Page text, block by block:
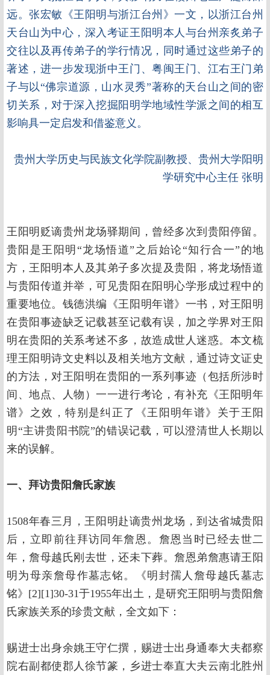
远。张宏敏《王阳明与浙江台州》一文，以浙江台州
天台山为中心，深入考证王阳明本人与台州亲炙弟子
交往以及再传弟子的学行情况，同时通过这些弟子的
著述，进一步发现浙中王门、粤闽王门、江右王门弟
子与以“佛宗道源，山水灵秀”著称的天台山之间的密
切关系，对于深入挖掘阳明学地域性学派之间的相互
影响具一定启发和借鉴意义。
贵州大学历史与民族文化学院副教授、贵州大学阳明
学研究中心主任 张明
王阳明贬谪贵州龙场驿期间，曾经多次到贵阳停留。
贵阳是王阳明“龙场悟道”之后始论“知行合一”的地
方，王阳明本人及其弟子多次提及贵阳，将龙场悟道
与贵阳传道并举，可见贵阳在阳明心学形成过程中的
重要地位。钱德洪编《王阳明年谱》一书，对王阳明
在贵阳事迹缺乏记载甚至记载有误，加之学界对王阳
明在贵阳的关系考述不多，故造成世人迷惑。本文梳
理王阳明诗文史料以及相关地方文献，通过诗文证史
的方法，对王阳明在贵阳的一系列事迹（包括所涉时
间、地点、人物）一一进行考论，有补充《王阳明年
谱》之效，特别是纠正了《王阳明年谱》关于王阳
明“主讲贵阳书院”的错误记载，可以澄清世人长期以
来的误解。
一、拜访贵阳詹氏家族
1508年春三月，王阳明赴谪贵州龙场，到达省城贵阳
后，立即前往拜访同年詹恩。詹恩当时已经去世二
年，詹母越氏刚去世，还未下葬。詹恩弟詹惠请王阳
明为母亲詹母作墓志铭。《明封孺人詹母越氏墓志
铭》[2][1]30-31于1955年出土，是研究王阳明与贵阳詹
氏家族关系的珍贵文献，全文如下：
赐进士出身余姚王守仁撰，赐进士出身通奉大夫都察
院右副都使郡人徐节篆，乡进士奉直大夫云南北胜州